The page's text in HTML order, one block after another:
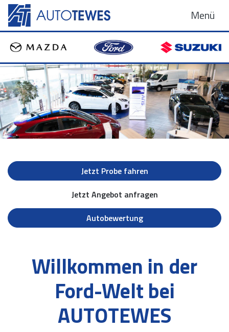
Menü
Jetzt Probe fahren
Jetzt Angebot anfragen
Autobewertung
Willkommen in der
Ford-Welt bei
AUTOTEWES